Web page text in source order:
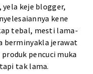
yela keje blogger,
kene
tebal, mesti lama-
berminyakla jerawat
pencuci muka
tak lama.